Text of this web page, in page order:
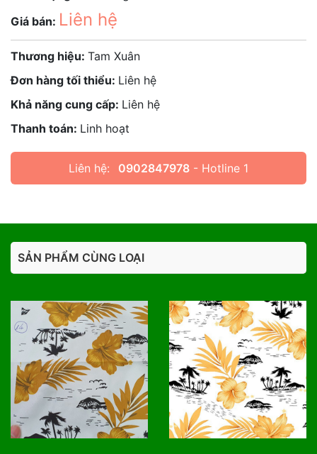
Giá bán: Liên hệ
Thương hiệu: Tam Xuân
Đơn hàng tối thiểu: Liên hệ
Khả năng cung cấp: Liên hệ
Thanh toán: Linh hoạt
Liên hệ: 0902847978 - Hotline 1
SẢN PHẨM CÙNG LOẠI